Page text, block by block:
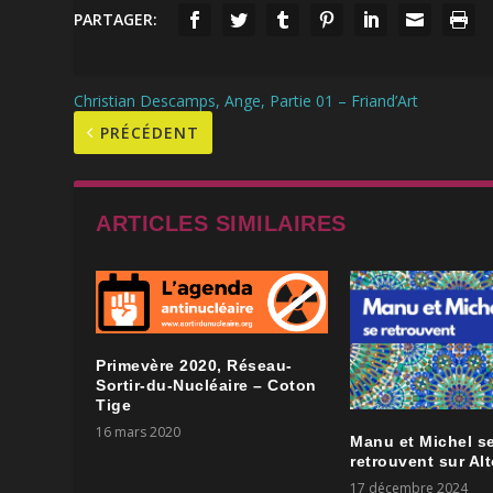
PARTAGER:
Christian Descamps, Ange, Partie 01 – Friand’Art
PRÉCÉDENT
ARTICLES SIMILAIRES
Primevère 2020, Réseau-
Sortir-du-Nucléaire – Coton
Tige
16 mars 2020
Manu et Michel
retrouvent sur
17 décembre 2024